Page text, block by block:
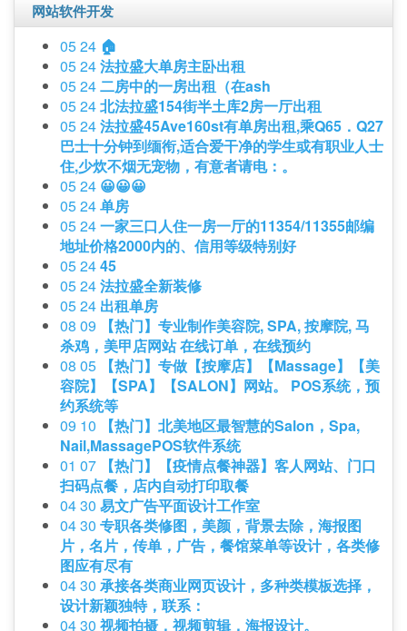
网站软件开发
05 24 🏠
05 24法拉盛大单房主卧出租
05 24二房中的一房出租（在ash
05 24北法拉盛154街半土库2房一厅出租
05 24法拉盛45Ave160st有单房出租,乘Q65．Q27
巴士十分钟到缅衔,适合爱干净的学生或有职业人士
住,少炊不烟无宠物，有意者请电：。
05 24 😀😀😀
05 24单房
05 24一家三口人住一房一厅的11354/11355邮编
地址价格2000内的、信用等级特别好
05 2445
05 24法拉盛全新装修
05 24 出租单房
08 09
【热门】专业制作美容院, SPA, 按摩院, 马
杀鸡，美甲店网站 在线订单，在线预约
08 05
【热门】专做【按摩店】【Massage】【美
容院】【SPA】【SALON】网站。 POS系统，预
约系统等
09 10
【热门】北美地区最智慧的Salon，Spa,
Nail,MassagePOS软件系统
01 07
【热门】【疫情点餐神器】客人网站、门口
扫码点餐，店内自动打印取餐
04 30 易文广告平面设计工作室
04 30 专职各类修图，美颜，背景去除，海报图
片，名片，传单，广告，餐馆菜单等设计，各类修
图应有尽有
04 30 承接各类商业网页设计，多种类模板选择，
设计新颖独特，联系：
04 30 视频拍摄，视频剪辑，海报设计。